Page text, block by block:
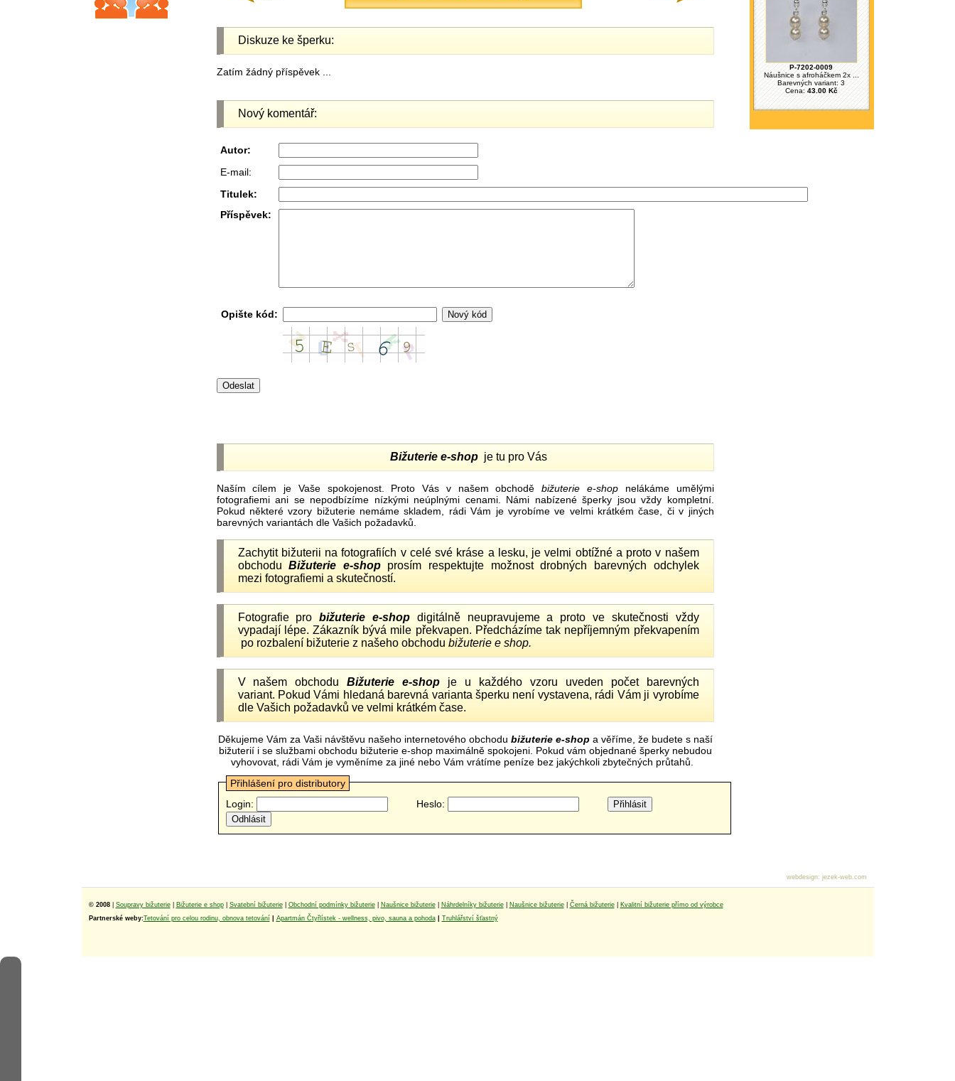
P-7202-0009
Náušnice s afroháčkem 2x ...
Barevných variant: 3
Cena: 43.00 Kč
Diskuze ke šperku:
Zatím žádný příspěvek ...
Nový komentář:
Autor:
E-mail:
Titulek:
Příspěvek:
Opište kód:
Bižuterie e-shopje tu pro Vás
Naším cílem je Vaše spokojenost. Proto Vás v našem obchoděbižuterie e-shopnelákáme umělými
fotografiemi ani se nepodbízíme nízkými neúplnými cenami. Námi nabízené šperky jsou vždy kompletní.
Pokud některé vzory bižuterie nemáme skladem, rádi Vám je vyrobíme ve velmi krátkém čase, či v jiných
barevných variantách dle Vašich požadavků.
Zachytit bižuterii na fotografiích v celé své kráse a lesku, je velmi obtížné a proto v našem
obchoduBižuterie e-shopprosím respektujte možnost drobných barevných odchylek
mezi fotografiemi a skutečností.
Fotografie probižuterie e-shopdigitálně neupravujeme a proto ve skutečnosti vždy
vypadají lépe. Zákazník bývá mile překvapen. Předcházíme tak nepříjemným překvapením
po rozbalení bižuterie z našeho obchodu bižuterie e shop.
V našem obchoduBižuterie e-shop je u každého vzoru uveden počet barevných
variant. Pokud Vámi hledaná barevná varianta šperku není vystavena, rádi Vám ji vyrobíme
dle Vašich požadavků ve velmi krátkém čase.
Děkujeme Vám za Vaši návštěvu našeho internetového obchodu bižuterie e-shop a věříme, že budete s naší
bižuterií i se službami obchodu bižuterie e-shop maximálně spokojeni. Pokud vám objednané šperky nebudou
vyhovovat, rádi Vám je vyměníme za jiné nebo Vám vrátíme peníze bez jakýchkoli zbytečných průtahů.
Přihlášení pro distributory
Login:
Heslo:
© 2008 Soupravy bižuterie| Bižuterie e shop| Svatební bižuterie| Obchodní podmínky bižuterie| Naušnice bižuterie| Náhrdelníky bižuterie| Naušnice bižuterie| Černá bižuterie|
Kvalitní bižuterie přímo od výrobce
Partnerské weby:Tetování pro celou rodinu, obnova tetování Apartmán Čtyřlístek - wellness, pivo, sauna a pohoda| Truhlářství šťastný
webdesign: jezek-web.com